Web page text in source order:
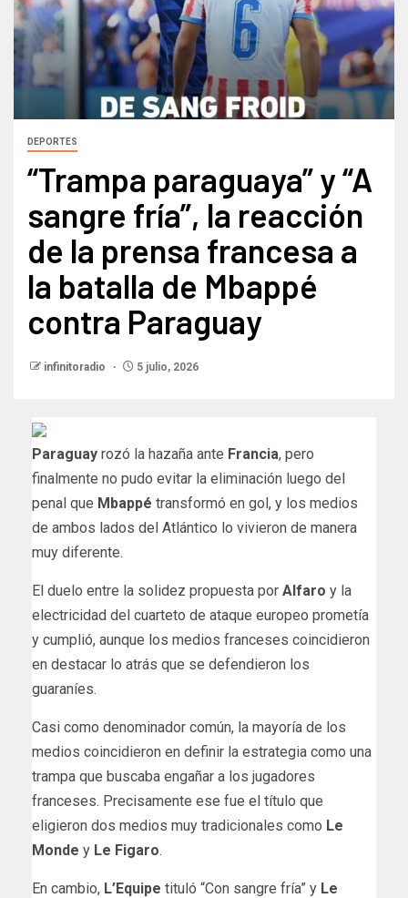
DEPORTES
“Trampa paraguaya” y “A
sangre fría”, la reacción
de la prensa francesa a
la batalla de Mbappé
contra Paraguay
infinitoradio 5 julio, 2026
Paraguay rozó la hazaña ante Francia, pero
finalmente no pudo evitar la eliminación luego del
penal que Mbappé transformó en gol, y los medios
de ambos lados del Atlántico lo vivieron de manera
muy diferente.
El duelo entre la solidez propuesta por Alfaro y la
electricidad del cuarteto de ataque europeo prometía
y cumplió, aunque los medios franceses coincidieron
en destacar lo atrás que se defendieron los
guaraníes.
Casi como denominador común, la mayoría de los
medios coincidieron en definir la estrategia como una
trampa que buscaba engañar a los jugadores
franceses. Precisamente ese fue el título que
eligieron dos medios muy tradicionales como Le
Monde y Le Figaro.
En cambio, L’Equipe tituló “Con sangre fría” y Le